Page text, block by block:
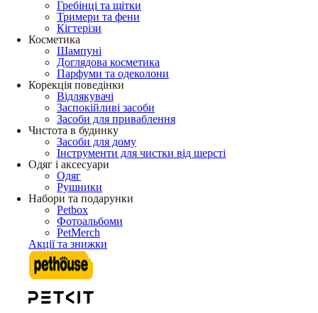
Гребінці та щітки
Тримери та фени
Кігтерізи
Косметика
Шампуні
Доглядова косметика
Парфуми та одеколони
Корекція поведінки
Відлякувачі
Заспокійливі засоби
Засоби для приваблення
Чистота в будинку
Засоби для дому
Інструменти для чистки від шерсті
Одяг і аксесуари
Одяг
Рушники
Набори та подарунки
Petbox
Фотоальбоми
PetMerch
Акції та знижки